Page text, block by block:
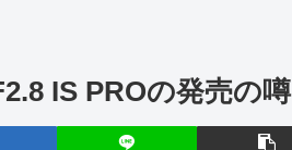
IS PROの発売の噂